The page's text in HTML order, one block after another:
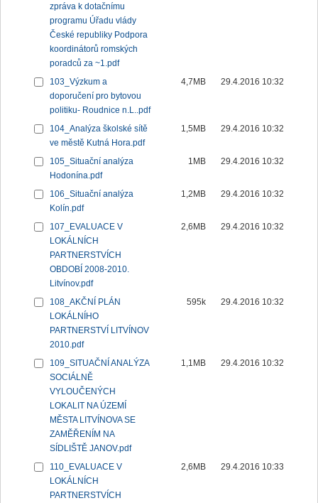
zpráva k dotačnímu
programu Úřadu vlády
České republiky Podpora
koordinátorů romských
poradců za ~1.pdf
103_Výzkum a
doporučení pro bytovou
politiku- Roudnice n.L..pdf
4,7MB 29.4.2016 10:32
104_Analýza školské sítě
ve městě Kutná Hora.pdf
1,5MB 29.4.2016 10:32
105_Situační analýza
Hodonína.pdf
1MB 29.4.2016 10:32
106_Situační analýza
Kolín.pdf
1,2MB 29.4.2016 10:32
107_EVALUACE V
LOKÁLNÍCH
PARTNERSTVÍCH
OBDOBÍ 2008-2010.
Litvínov.pdf
2,6MB 29.4.2016 10:32
108_AKČNÍ PLÁN
LOKÁLNÍHO
PARTNERSTVÍ LITVÍNOV
2010.pdf
595k 29.4.2016 10:32
109_SITUAČNÍ ANALÝZA
SOCIÁLNĚ
VYLOUČENÝCH
LOKALIT NA ÚZEMÍ
MĚSTA LITVÍNOVA SE
ZAMĚŘENÍM NA
SÍDLIŠTĚ JANOV.pdf
1,1MB 29.4.2016 10:32
110_EVALUACE V
LOKÁLNÍCH
PARTNERSTVÍCH
2,6MB 29.4.2016 10:33